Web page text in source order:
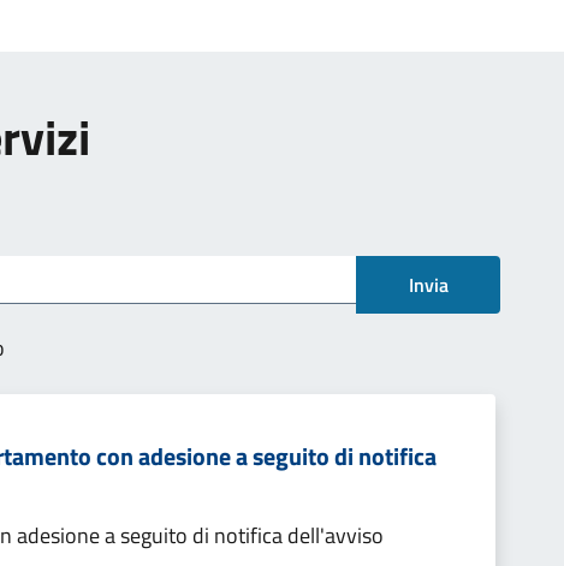
Invia
con adesione a seguito di notifica
adesione a seguito di notifica dell'avviso